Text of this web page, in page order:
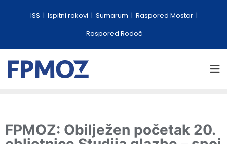
ISS Ispitni rokovi Sumarum
Raspored Mostar
Raspored Rodoč
FPMOZ: Obilježen početak 20.